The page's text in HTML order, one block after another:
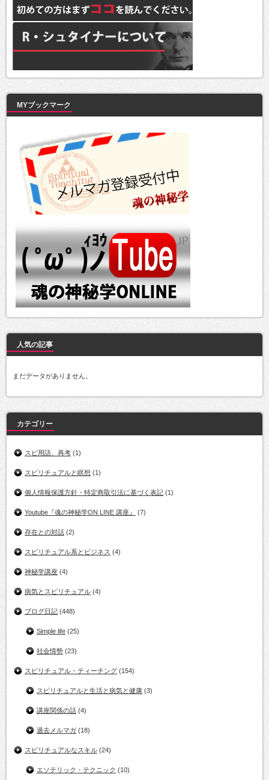
MYブックマーク
人気の記事
まだデータがありません。
カテゴリー
スピ用語、再考 (1)
スピリチュアルと瞑想 (1)
個人情報保護方針・特定商取引法に基づく表記 (1)
Youtube『魂の神秘学ON LINE 講座』 (7)
存在との対話 (2)
スピリチュアル系とビジネス (4)
神秘学講座 (4)
病気とスピリチュアル (4)
ブログ日記 (448)
Simple life (25)
社会情勢 (23)
スピリチュアル・ティーチング (154)
スピリチュアルと生活と病気と健康 (3)
講座関係の話 (4)
過去メルマガ (18)
スピリチュアルなスキル (24)
エソテリック・テクニック (10)